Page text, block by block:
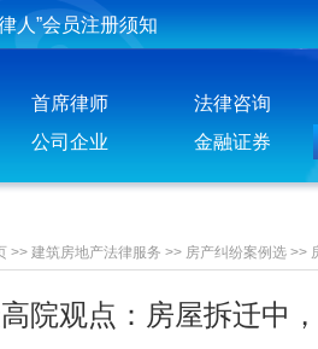
须知
首席律师 法律咨询
公司企业 金融证券
>> 建筑房地产法律服务 >> 房产纠纷案例选 >>
院观点：房屋拆迁中